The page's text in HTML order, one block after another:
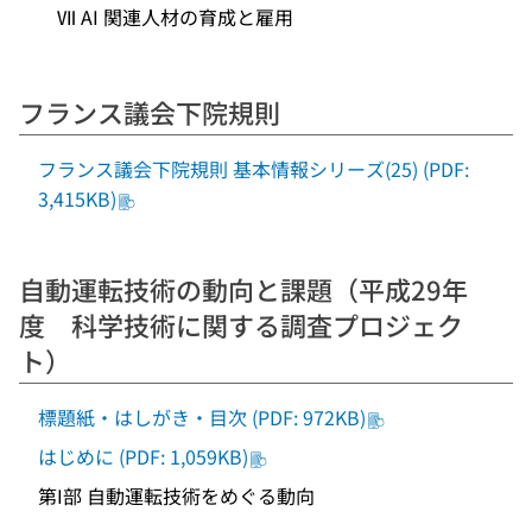
Ⅶ AI 関連人材の育成と雇用
フランス議会下院規則
フランス議会下院規則 基本情報シリーズ(25) (PDF:
3,415KB)
自動運転技術の動向と課題（平成29年
度 科学技術に関する調査プロジェク
ト）
標題紙・はしがき・目次 (PDF: 972KB)
はじめに (PDF: 1,059KB)
第I部 自動運転技術をめぐる動向